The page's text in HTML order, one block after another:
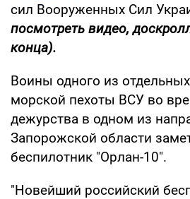
сил Вооруженных Сил
посмотреть видео,
конца).
Воины одного из
морской пехоты ВСУ во
дежурства в одном из
Запорожской области
беспилотник "Орлан-10".
"Новейший российский